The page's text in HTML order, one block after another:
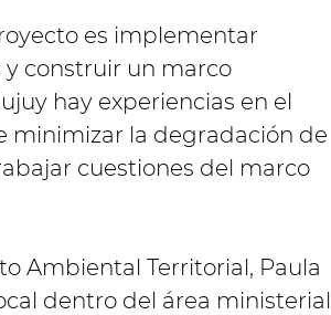
es implementar
construir un marco
hay experiencias en el
minimizar la degradación de
cuestiones del marco
Ambiental Territorial, Paula
dentro del área ministerial